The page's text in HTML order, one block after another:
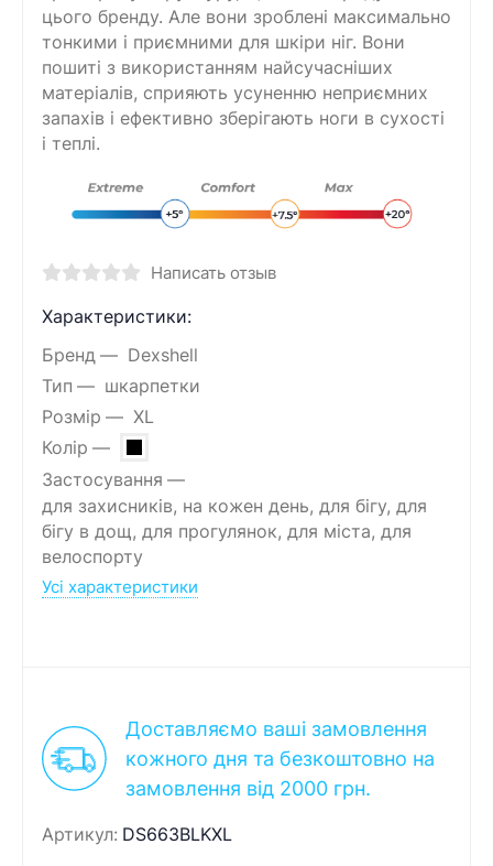
цього бренду. Але вони зроблені максимально
тонкими і приємними для шкіри ніг. Вони
пошиті з використанням найсучасніших
матеріалів, сприяють усуненню неприємних
запахів і ефективно зберігають ноги в сухості
і теплі.
Написать отзыв
Характеристики:
Бренд
Dexshell
Тип
шкарпетки
Розмір
XL
Колір
Застосування
для захисників, на кожен день, для бігу, для
бігу в дощ, для прогулянок, для міста, для
велоспорту
Усі характеристики
Доставляємо ваші замовлення
кожного дня та безкоштовно на
замовлення від 2000 грн.
Артикул: DS663BLKXL